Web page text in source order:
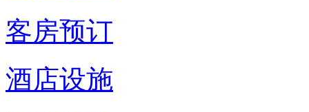
客房预订
酒店设施